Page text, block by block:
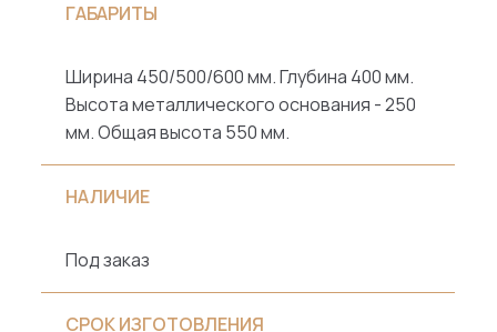
ГАБАРИТЫ
Ширина 450/500/600 мм. Глубина 400 мм.
Высота металлического основания - 250
мм. Общая высота 550 мм.
НАЛИЧИЕ
Под заказ
СРОК ИЗГОТОВЛЕНИЯ